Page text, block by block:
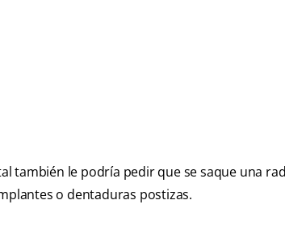
también le podría pedir que se saque una
o dentaduras postizas.